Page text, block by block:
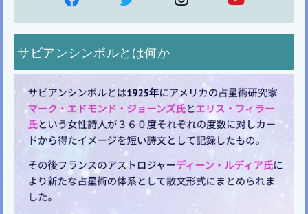
サビアンシンボルとは何か